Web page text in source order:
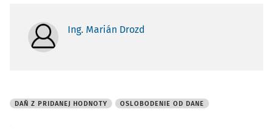
Ing. Marián Drozd
DAŇ Z PRIDANEJ HODNOTY OSLOBODENIE OD DANE